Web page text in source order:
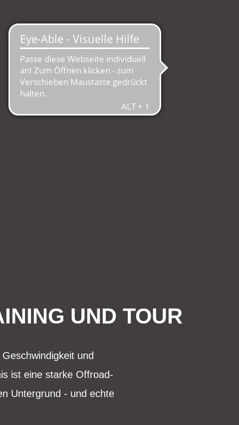
UND TOUR
und
ist eine starke Offroad-
Untergrund - und echte